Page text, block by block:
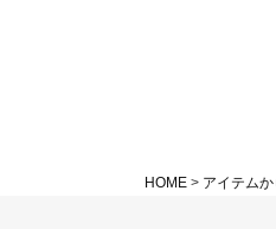
HOME アイテム